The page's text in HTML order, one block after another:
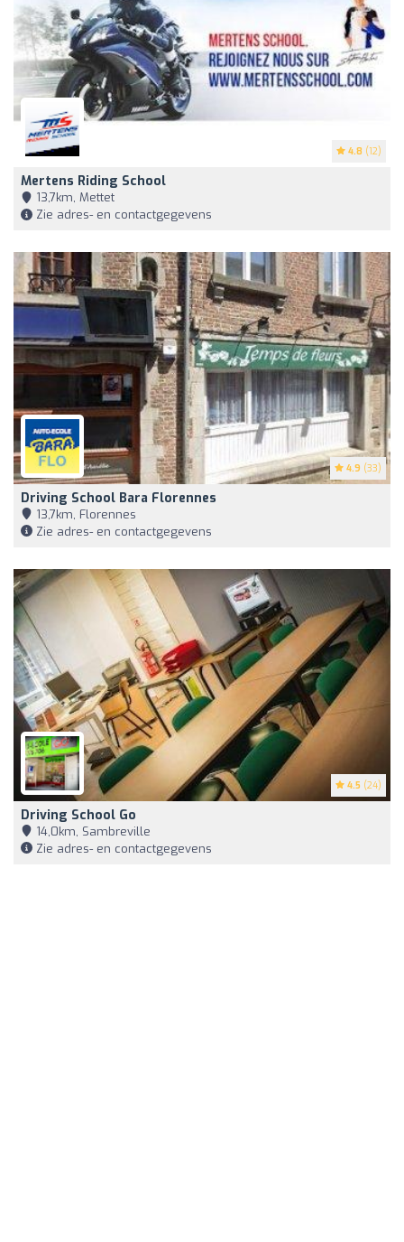
4.8 (12)
Mertens Riding School
13,7km, Mettet
Zie adres- en contactgegevens
4.9 (33)
Driving School Bara Florennes
13,7km, Florennes
Zie adres- en contactgegevens
4.5 (24)
Driving School Go
14,0km, Sambreville
Zie adres- en contactgegevens